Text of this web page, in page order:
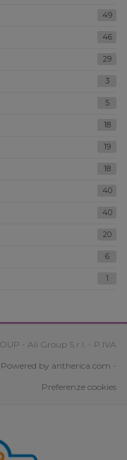
49
46
29
3
5
18
19
18
40
40
20
6
1
- Ali Group S.r.l. - P.IVA
Powered by antherica.com -
Preferenze cookies